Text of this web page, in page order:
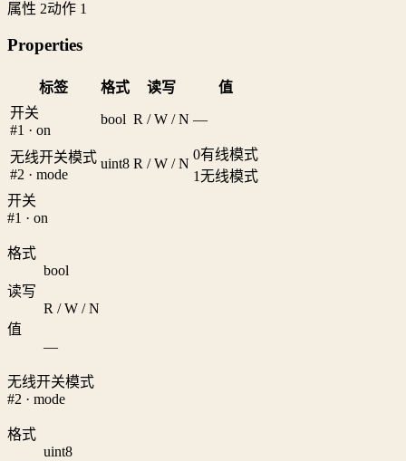
属性 2动作 1
Properties
标签 格式 读写
值
开关
#1 · on
bool R / W / N —
无线开关模式
#2 · mode
uint8 R / W / N
0有线模式
1无线模式
开关
#1 · on
格式
bool
读写
R / W / N
值
—
无线开关模式
#2 · mode
格式
uint8